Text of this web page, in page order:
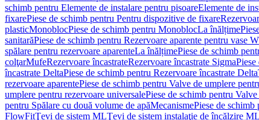
schimb pentru Elemente de instalare pentru pisoareElemente de
fixarePiese de schimb pentru Pentru dispozitive de fixare
plasticMonoblocPiese de schimb pentru MonoblocLa înălțime
sanitarăPiese de schimb pentru Rezervoare aparente pentru vase
spălare pentru rezervoare aparenteLa înălțimePiese de schimb
colţarMufeRezervoare încastrateRezervoare încastrate SigmaPiese
încastrate DeltaPiese de schimb pentru Rezervoare încastrate Delta
rezervoare aparentePiese de schimb pentru Valve de umplere
umplere pentru rezervoare universalePiese de schimb pentru
pentru Spălare cu două volume de apăMecanismePiese de schimb
FlowFitŢevi de sistem MLŢevi de sistem instalaţie de încălzire